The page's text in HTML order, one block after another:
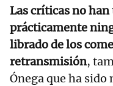
Las críticas no
prácticamente
librado de los
retransmisión,
Ónega que ha